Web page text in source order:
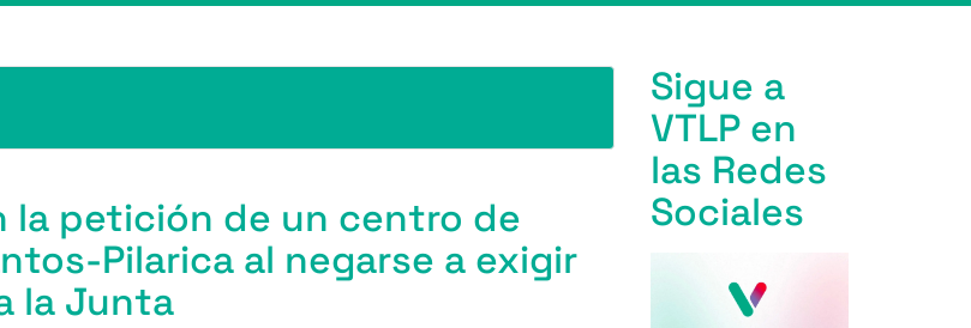
la petición de un centro de
Pilarica al negarse a exigir
la Junta
Sigue a
VTLP en
las Redes
Sociales